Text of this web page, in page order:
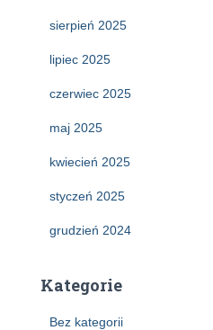
sierpień 2025
lipiec 2025
czerwiec 2025
maj 2025
kwiecień 2025
styczeń 2025
grudzień 2024
Kategorie
Bez kategorii